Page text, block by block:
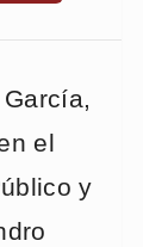
el
y